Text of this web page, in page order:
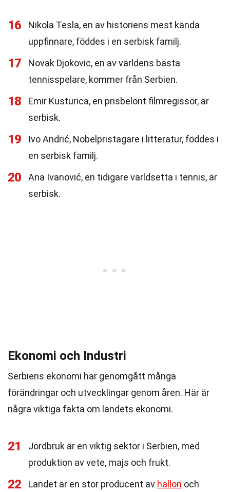
16
Nikola Tesla, en av historiens mest kända
uppfinnare, föddes i en serbisk familj.
17
Novak Djokovic, en av världens bästa
tennisspelare, kommer från Serbien.
18
Emir Kusturica, en prisbelönt filmregissör, är
serbisk.
19
Ivo Andrić, Nobelpristagare i litteratur, föddes i
en serbisk familj.
20
Ana Ivanović, en tidigare världsetta i tennis, är
serbisk.
Ekonomi och Industri
Serbiens ekonomi har genomgått många
förändringar och utvecklingar genom åren. Här är
några viktiga fakta om landets ekonomi.
21
Jordbruk är en viktig sektor i Serbien, med
produktion av vete, majs och frukt.
22 Landet är en stor producent av hallon och